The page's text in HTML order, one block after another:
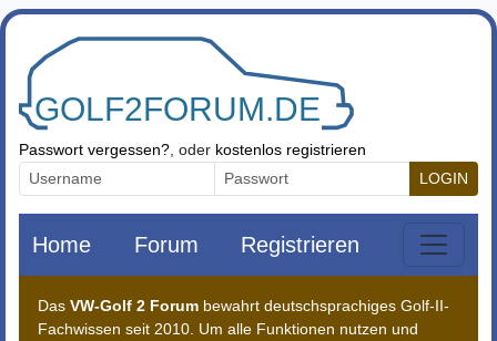
Zum Inhalt springen
Passwort vergessen? , oder kostenlos registrieren
LOGIN
Home Forum Registrieren
Das VW-Golf 2 Forum bewahrt deutschsprachiges Golf-II-
Fachwissen seit 2010. Um alle Funktionen nutzen und